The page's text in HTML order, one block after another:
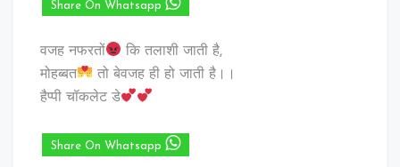
Share On Whatsapp
वजह नफरतों
कि तलाशी जाती है,
मोहब्बत
तो बेवजह ही हो जाती है।।
हैप्पी चॉकलेट डे
Share On Whatsapp